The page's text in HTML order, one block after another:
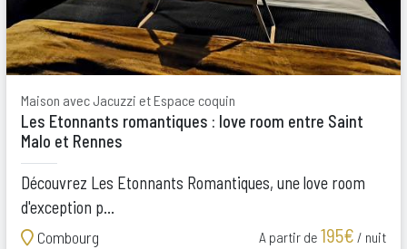
Maison avec Jacuzzi et Espace coquin
Les Etonnants romantiques : love room entre Saint
Malo et Rennes
Découvrez Les Etonnants Romantiques, une love room
d'exception p...
Combourg
A partir de 195€ / nuit